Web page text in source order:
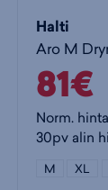
Halti
81€
Norm.
30pv alin
M XL